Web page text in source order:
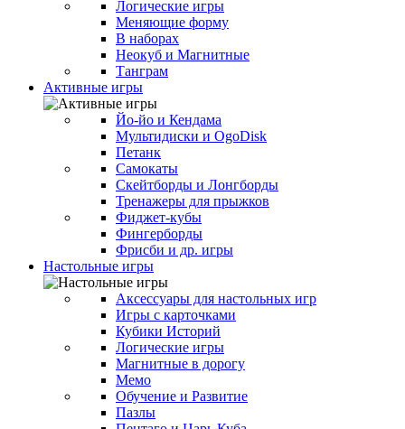
Логические игры
Меняющие форму
В наборах
Неокуб и Магнитные
Танграм
Активные игры
Йо-йо и Кендама
Мультидиски и OgoDisk
Петанк
Самокаты
Скейтборды и Лонгборды
Тренажеры для прыжков
Фиджет-кубы
Фингерборды
Фрисби и др. игры
Настольные игры
Аксессуары для настольных игр
Игры с карточками
Кубики Историй
Логические игры
Магнитные в дорогу
Мемо
Обучение и Развитие
Пазлы